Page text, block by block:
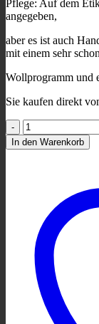
Pflege: Auf dem
angegeben,
aber es ist auch
mit einem sehr
Wollprogramm und
Sie kaufen direkt
Wollplaid
&
Wolldecke
Menge
In den Warenkorb